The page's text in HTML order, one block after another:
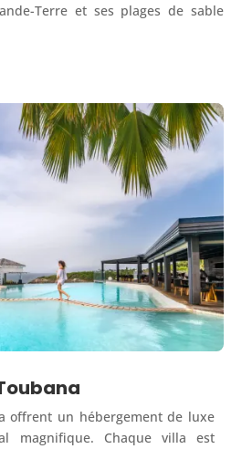
Terre et ses plages de sable
offrent un hébergement de luxe
magnifique. Chaque villa est